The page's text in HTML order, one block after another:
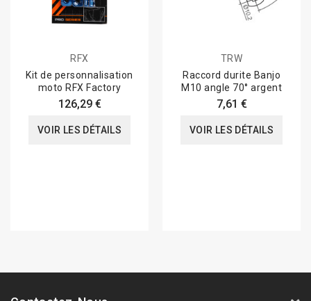
RFX
Kit de personnalisation
moto RFX Factory
126,29 €
VOIR LES DÉTAILS
TRW
Raccord durite Banjo
M10 angle 70° argent
7,61 €
VOIR LES DÉTAILS